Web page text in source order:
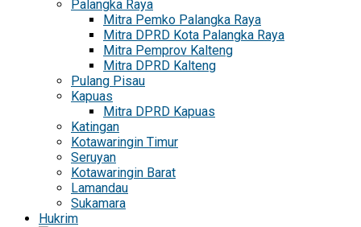
Palangka Raya
Mitra Pemko Palangka Raya
Mitra DPRD Kota Palangka Raya
Mitra Pemprov Kalteng
Mitra DPRD Kalteng
Pulang Pisau
Kapuas
Mitra DPRD Kapuas
Katingan
Kotawaringin Timur
Seruyan
Kotawaringin Barat
Lamandau
Sukamara
Hukrim